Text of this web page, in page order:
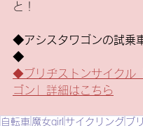
と！
◆アシスタワゴンの試乗
◆
◆ブリヂストンサイクル
ゴン」詳細はこちら
自転車 魔女girl サイクリング ブ